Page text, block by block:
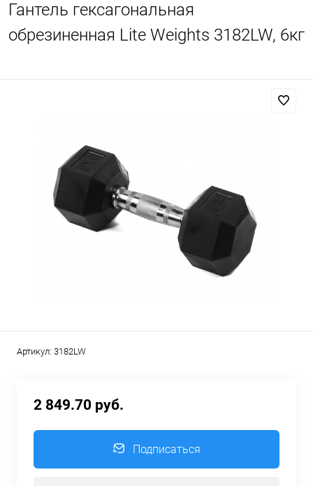
Гантель гексагональная
обрезиненная Lite Weights 3182LW, 6кг
Артикул: 3182LW
2 849.70 руб.
Подписаться